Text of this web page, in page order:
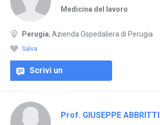
Medicina del lavoro
Perugia, Azienda Ospedaliera di Perugia
Salva
Scrivi un
commento
Prof. GIUSEPPE ABBRITTI